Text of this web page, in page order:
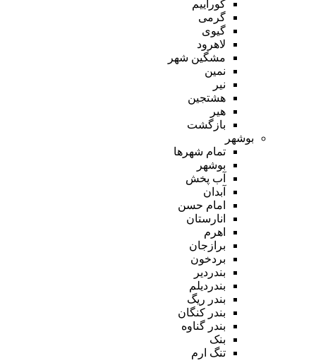
کوراییم
گرمی
گیوی
لاهرود
مشگین شهر
نمین
نیر
هشتجین
هیر
بازگشت
بوشهر
تمام شهر‌ها
بوشهر
آب پخش
آبدان
امام حسن
انارستان
اهرم
برازجان
بردخون
بندردیر
بندردیلم
بندر ریگ
بندر کنگان
بندر گناوه
بنک
تنگ ارم